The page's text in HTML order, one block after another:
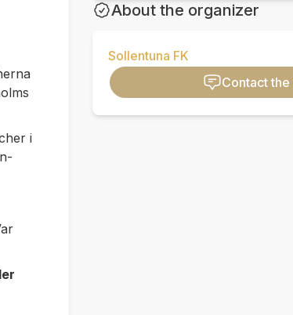
i
About the organizer
Sollentuna FK